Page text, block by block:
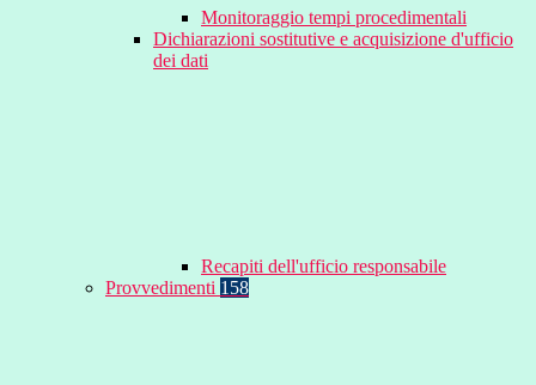
Monitoraggio tempi procedimentali
Dichiarazioni sostitutive e acquisizione d'ufficio
dei dati
Recapiti dell'ufficio responsabile
Provvedimenti 158